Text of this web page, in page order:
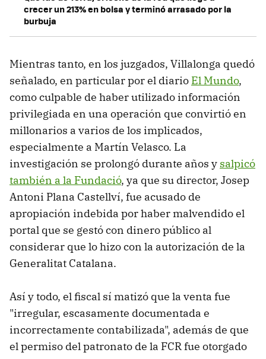
crecer un 213% en bolsa y terminó arrasado por la
burbuja
Mientras tanto, en los juzgados, Villalonga quedó
señalado, en particular por el diario El Mundo,
como culpable de haber utilizado información
privilegiada en una operación que convirtió en
millonarios a varios de los implicados,
especialmente a Martín Velasco. La
investigación se prolongó durante años y salpicó
también a la Fundació, ya que su director, Josep
Antoni Plana Castellví, fue acusado de
apropiación indebida por haber malvendido el
portal que se gestó con dinero público al
considerar que lo hizo con la autorización de la
Generalitat Catalana.
Así y todo, el fiscal sí matizó que la venta fue
"irregular, escasamente documentada e
incorrectamente contabilizada", además de que
el permiso del patronato de la FCR fue otorgado